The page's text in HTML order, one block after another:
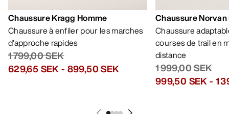
Chaussure Kragg Homme
Chaussure à enfiler pour les marches
d’approche rapides
1 799,00 SEK
629,65 SEK- 899,50 SEK
Chaussure
Chaussure
courses de trail en
distance
1 999,00 SEK
999,50 SEK- 1